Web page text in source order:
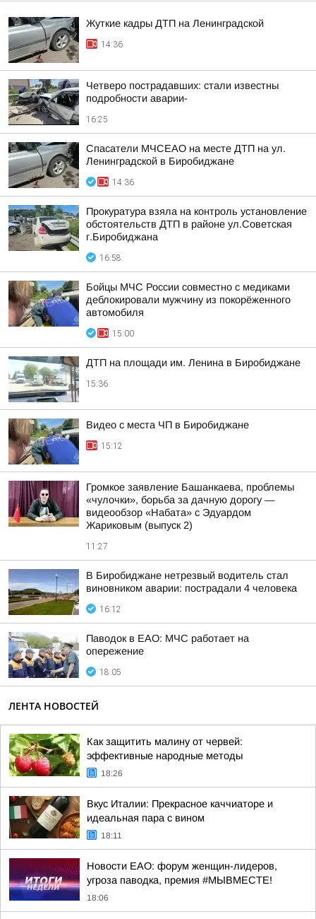
Жуткие кадры ДТП на Ленинградской
14:36
Четверо пострадавших: стали известны
подробности аварии-
16:25
Спасатели МЧСЕАО на месте ДТП на ул.
Ленинградской в Биробиджане
14:36
Прокуратура взяла на контроль установление
обстоятельств ДТП в районе ул.Советская
г.Биробиджана
16:58
Бойцы МЧС России совместно с медиками
деблокировали мужчину из покорёженного
автомобиля
15:00
ДТП на площади им. Ленина в Биробиджане
15:36
Видео с места ЧП в Биробиджане
15:12
Громкое заявление Башанкаева, проблемы
«чулочки», борьба за дачную дорогу —
видеообзор «Набата» с Эдуардом
Жариковым (выпуск 2)
11:27
В Биробиджане нетрезвый водитель стал
виновником аварии: пострадали 4 человека
16:12
Паводок в ЕАО: МЧС работает на
опережение
18:05
ЛЕНТА НОВОСТЕЙ
Как защитить малину от червей:
эффективные народные методы
18:26
Вкус Италии: Прекрасное каччиаторе и
идеальная пара с вином
18:11
Новости ЕАО: форум женщин-лидеров,
угроза паводка, премия #МЫВМЕСТЕ!
18:06